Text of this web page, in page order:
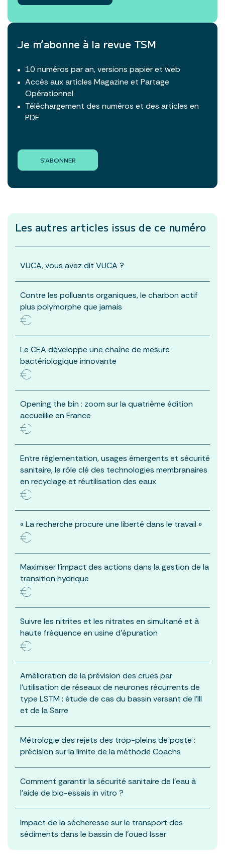
Je m’abonne à la revue TSM
10 numéros par an, versions papier et web
Accès aux articles Magazine et Partage
Opérationnel
Téléchargement des numéros et des articles en
PDF
S'ABONNER
Les autres articles issus de ce numéro
VUCA, vous avez dit VUCA ?
Contre les polluants organiques, le charbon actif
plus polymorphe que jamais
Le CEA développe une chaîne de mesure
bactériologique innovante
Opening the bin : zoom sur la quatrième édition
accueillie en France
Entre réglementation, usages émergents et sécurité
sanitaire, le rôle clé des technologies membranaires
en recyclage et réutilisation des eaux
« La recherche procure une liberté dans le travail »
Maximiser l’impact des actions dans la gestion de la
transition hydrique
Suivre les nitrites et les nitrates en simultané et à
haute fréquence en usine d’épuration
Amélioration de la prévision des crues par
l’utilisation de réseaux de neurones récurrents de
type LSTM : étude de cas du bassin versant de l’Ill
et de la Sarre
Métrologie des rejets des trop-pleins de poste :
précision sur la limite de la méthode Coachs
Comment garantir la sécurité sanitaire de l’eau à
l’aide de bio-essais in vitro ?
Impact de la sécheresse sur le transport des
sédiments dans le bassin de l’oued Isser